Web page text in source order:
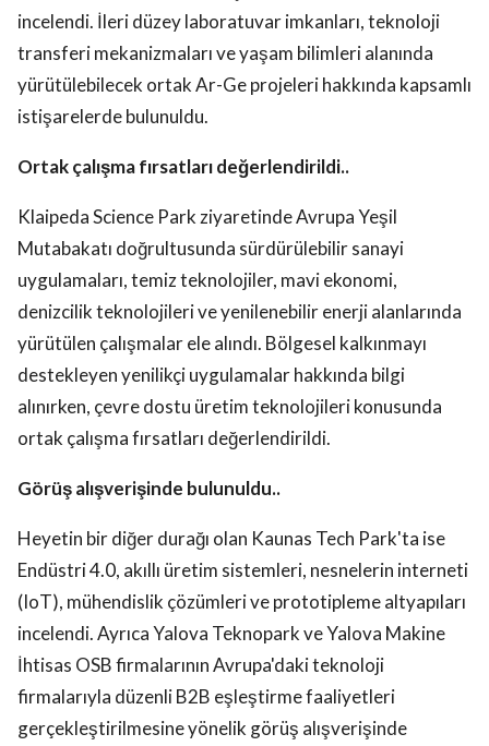
incelendi. İleri düzey laboratuvar imkanları, teknoloji
transferi mekanizmaları ve yaşam bilimleri alanında
yürütülebilecek ortak Ar-Ge projeleri hakkında kapsamlı
istişarelerde bulunuldu.
Ortak çalışma fırsatları değerlendirildi..
Klaipeda Science Park ziyaretinde Avrupa Yeşil
Mutabakatı doğrultusunda sürdürülebilir sanayi
uygulamaları, temiz teknolojiler, mavi ekonomi,
denizcilik teknolojileri ve yenilenebilir enerji alanlarında
yürütülen çalışmalar ele alındı. Bölgesel kalkınmayı
destekleyen yenilikçi uygulamalar hakkında bilgi
alınırken, çevre dostu üretim teknolojileri konusunda
ortak çalışma fırsatları değerlendirildi.
Görüş alışverişinde bulunuldu..
Heyetin bir diğer durağı olan Kaunas Tech Park'ta ise
Endüstri 4.0, akıllı üretim sistemleri, nesnelerin interneti
(IoT), mühendislik çözümleri ve prototipleme altyapıları
incelendi. Ayrıca Yalova Teknopark ve Yalova Makine
İhtisas OSB firmalarının Avrupa'daki teknoloji
firmalarıyla düzenli B2B eşleştirme faaliyetleri
gerçekleştirilmesine yönelik görüş alışverişinde